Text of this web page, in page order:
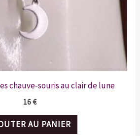
chauve-souris au clair de lune
16€
AU PANIER